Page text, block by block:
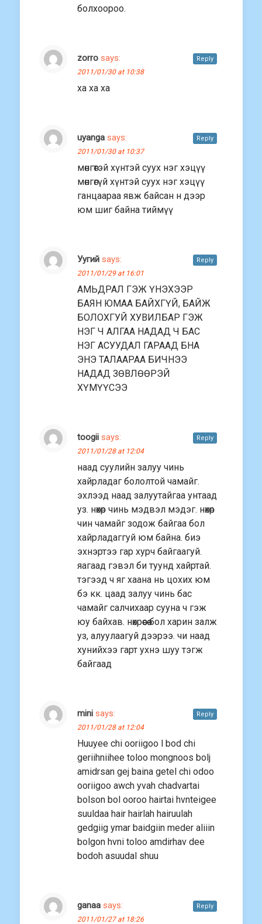
болхоороо.
zorro says:
2011/01/30 at 10:38
ха ха ха
Reply
uyanga says:
2011/01/30 at 10:37
мөнгөтэй хүнтэй суух нэг хэцүү
мөнгөгүй хүнтэй суух нэг хэцүү
ганцаараа явж байсан н дээр
юм шиг байна тиймүү
Reply
Уугий says:
2011/01/29 at 16:01
АМЬДРАЛ ГЭЖ ҮНЭХЭЭР
БАЯН ЮМАА БАЙХГҮЙ, БАЙЖ
БОЛОХГУЙ ХУВИЛБАР ГЭЖ
НЭГ Ч АЛГАА НАДАД Ч БАС
НЭГ АСУУДАЛ ГАРААД БНА
ЭНЭ ТАЛААРАА БИЧНЭЭ
НАДАД ЗӨВЛӨӨРЭЙ
ХҮМҮҮСЭЭ
Reply
toogii says:
2011/01/28 at 12:04
наад суулийн залуу чинь
хайрладаг бололтой чамайг.
эхлээд наад залуутайгаа унтаад
уз. нөхөр чинь мэдвэл мэдэг. нөхөр
чин чамайг зодож байгаа бол
хайрладаггуй юм байна. биэ
эхнэртээ гар хурч байгаагуй.
яагаад гэвэл би туунд хайртай.
тэгээд ч яг хаана нь цохих юм
бэ кк. цаад залуу чинь бас
чамайг салчихаар сууна ч гэж
юу байхав. нөхрөөсөө бол харин залж
уз, алуулаагуй дээрээ. чи наад
хунийхээ гарт ухнэ шуу тэгж
байгаад
Reply
mini says:
2011/01/28 at 12:04
Huuyee chi ooriigoo l bod chi
geriihniihee toloo mongnoos bolj
amidrsan gej baina getel chi odoo
ooriigoo awch yvah chadvartai
bolson bol ooroo hairtai hvnteigee
suuldaa hair hairlah hairuulah
gedgiig ymar baidgiin meder aliiin
bolgon hvni toloo amdirhav dee
bodoh asuudal shuu
Reply
ganaa says:
2011/01/27 at 18:26
Reply